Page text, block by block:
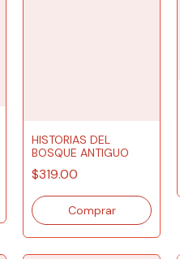
HISTORIAS DEL
BOSQUE ANTIGUO
$319.00